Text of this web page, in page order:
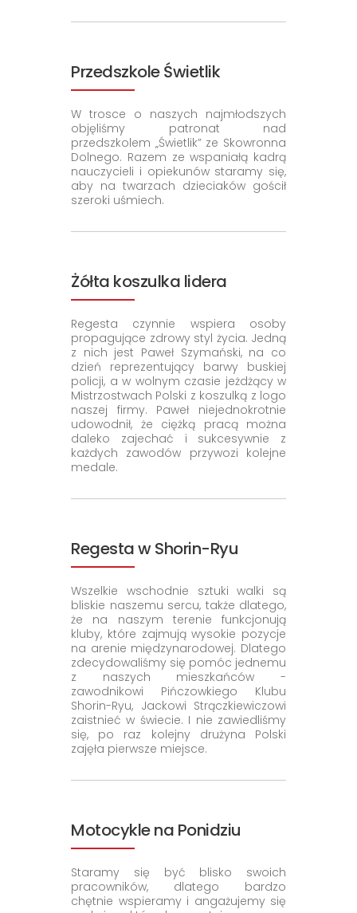
Przedszkole Świetlik
W trosce o naszych najmłodszych
objęliśmy patronat nad
przedszkolem „Świetlik” ze Skowronna
Dolnego. Razem ze wspaniałą kadrą
nauczycieli i opiekunów staramy się,
aby na twarzach dzieciaków gościł
szeroki uśmiech.
Żółta koszulka lidera
Regesta czynnie wspiera osoby
propagujące zdrowy styl życia. Jedną
z nich jest Paweł Szymański, na co
dzień reprezentujący barwy buskiej
policji, a w wolnym czasie jeżdżący w
Mistrzostwach Polski z koszulką z logo
naszej firmy. Paweł niejednokrotnie
udowodnił, że ciężką pracą można
daleko zajechać i sukcesywnie z
każdych zawodów przywozi kolejne
medale.
Regesta w Shorin-Ryu
Wszelkie wschodnie sztuki walki są
bliskie naszemu sercu, także dlatego,
że na naszym terenie funkcjonują
kluby, które zajmują wysokie pozycje
na arenie międzynarodowej. Dlatego
zdecydowaliśmy się pomóc jednemu
z naszych mieszkańców -
zawodnikowi Pińczowkiego Klubu
Shorin-Ryu, Jackowi Strączkiewiczowi
zaistnieć w świecie. I nie zawiedliśmy
się, po raz kolejny drużyna Polski
zajęła pierwsze miejsce.
Motocykle na Ponidziu
Staramy się być blisko swoich
pracowników, dlatego bardzo
chętnie wspieramy i angażujemy się